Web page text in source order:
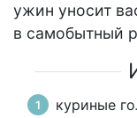
ужин уносит
в самобытный
куриные